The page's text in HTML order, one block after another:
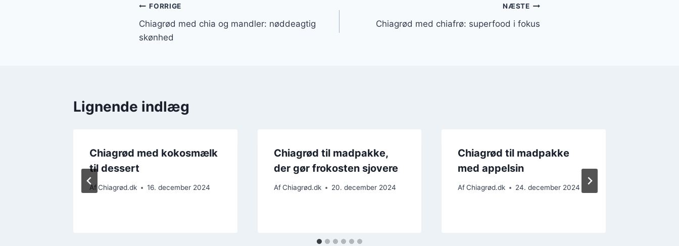
Indlægsnavigation
FORRIGE
Chiagrød med chia og mandler: nøddeagtig
skønhed
NÆSTE
Chiagrød med chiafrø: superfood i fokus
Lignende indlæg
Chiagrød med kokosmælk
til dessert
AfChiagrød.dk 16. december 2024
Chiagrød til madpakke,
der gør frokosten sjovere
Af Chiagrød.dk 20. december 2024
Chiagrød til madpakke
med appelsin
Af Chiagrød.dk 24. december 2024